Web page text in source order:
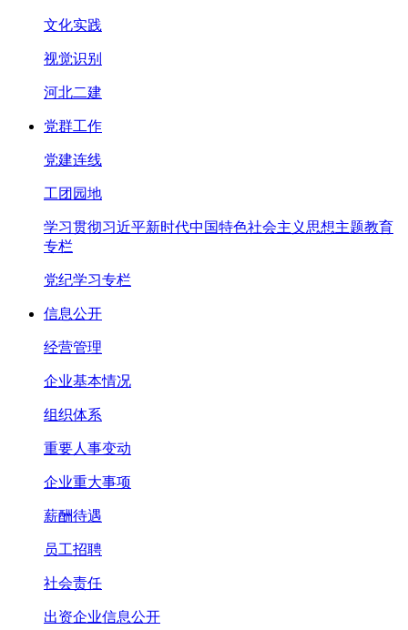
文化实践
视觉识别
河北二建
党群工作
党建连线
工团园地
学习贯彻习近平新时代中国特色社会主义思想主题教育
专栏
党纪学习专栏
信息公开
经营管理
企业基本情况
组织体系
重要人事变动
企业重大事项
薪酬待遇
员工招聘
社会责任
出资企业信息公开